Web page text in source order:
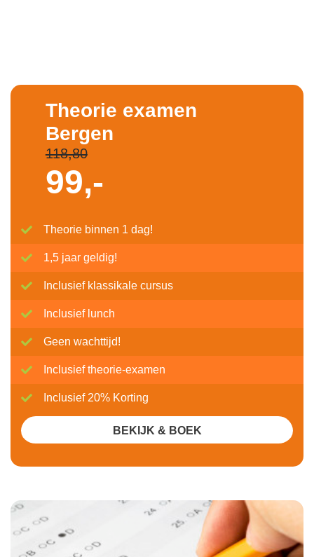
Theorie examen
Bergen
118,80
99,-
Theorie binnen 1 dag!
1,5 jaar geldig!
Inclusief klassikale cursus
Inclusief lunch
Geen wachttijd!
Inclusief theorie-examen
Inclusief 20% Korting
BEKIJK & BOEK